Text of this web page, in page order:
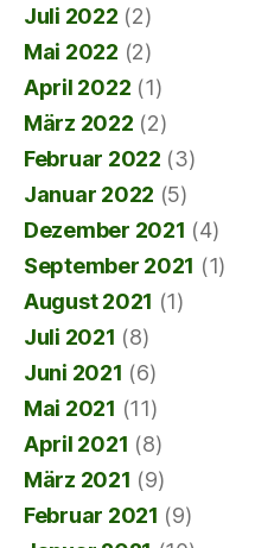
Juli 2022 (2)
Mai 2022 (2)
April 2022 (1)
März 2022 (2)
Februar 2022 (3)
Januar 2022 (5)
Dezember 2021 (4)
September 2021 (1)
August 2021 (1)
Juli 2021 (8)
Juni 2021 (6)
Mai 2021 (11)
April 2021 (8)
März 2021 (9)
Februar 2021 (9)